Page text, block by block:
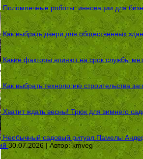
Поломоечные роботы: инновации для
Как выбрать двери для общественных
Какие факторы влияют на срок службы
Как выбрать технологию строительства
Хватит ждать весны! Трюк для зимнего
Необычный садовый ритуал Памелы
30.07.2026 | Автор:kmveg